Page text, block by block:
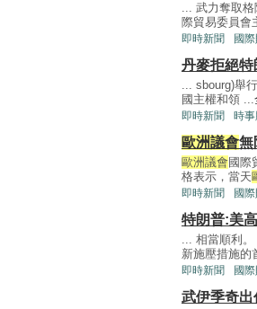
... 武力奪取格
際貿易委員會
即時新聞 國
丹麥拒絕
... sbourg)舉
國主權和領 ...
即時新聞 時
歐洲議會無
歐洲議會 國際
格表示，當天
即時新聞 國
特朗普:美
... 相當順利。
新施壓措施的
即時新聞 國
武伊季奇